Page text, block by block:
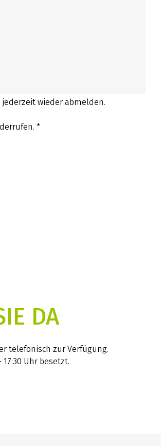
wieder abmelden.
*
DA
telefonisch zur Verfügung.
Uhr besetzt.